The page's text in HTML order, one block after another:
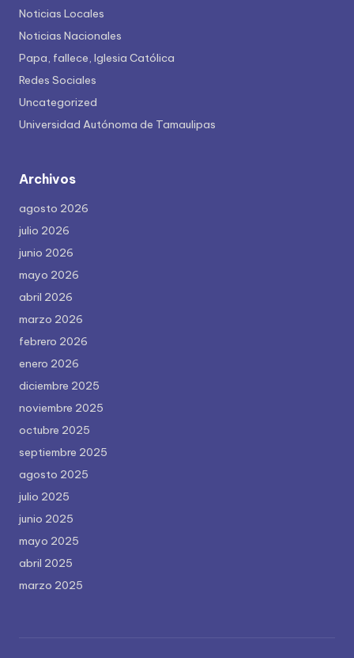
Noticias Locales
Noticias Nacionales
Papa, fallece, Iglesia Católica
Redes Sociales
Uncategorized
Universidad Autónoma de Tamaulipas
Archivos
agosto 2026
julio 2026
junio 2026
mayo 2026
abril 2026
marzo 2026
febrero 2026
enero 2026
diciembre 2025
noviembre 2025
octubre 2025
septiembre 2025
agosto 2025
julio 2025
junio 2025
mayo 2025
abril 2025
marzo 2025